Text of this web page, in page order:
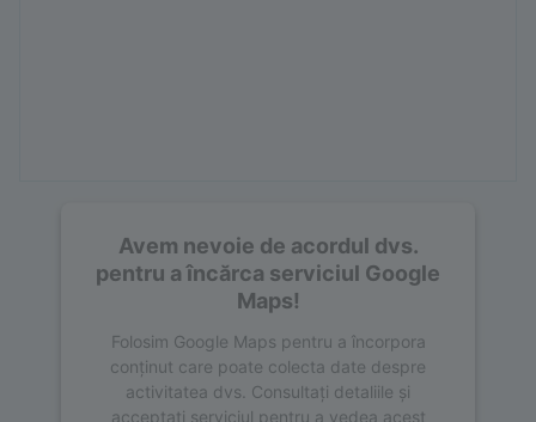
Avem nevoie de acordul dvs.
pentru a încărca serviciul Google
Maps!
Folosim Google Maps pentru a încorpora
conținut care poate colecta date despre
activitatea dvs. Consultați detaliile și
acceptați serviciul pentru a vedea acest